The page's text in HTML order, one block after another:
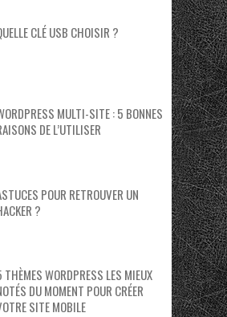
CLÉ USB CHOISIR ?
MULTI-SITE : 5 BONNES
DE L’UTILISER
POUR RETROUVER UN
?
THÈMES WORDPRESS LES MIEUX
DU MOMENT POUR CRÉER
SITE MOBILE